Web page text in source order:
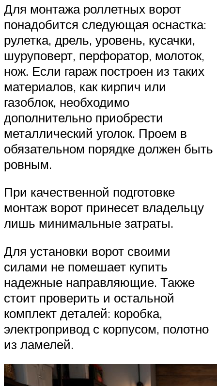
Для монтажа роллетных ворот
понадобится следующая оснастка:
рулетка, дрель, уровень, кусачки,
шуруповерт, перфоратор, молоток,
нож. Если гараж построен из таких
материалов, как кирпич или
газоблок, необходимо
дополнительно приобрести
металлический уголок. Проем в
обязательном порядке должен быть
ровным.
При качественной подготовке
монтаж ворот принесет владельцу
лишь минимальные затраты.
Для установки ворот своими
силами не помешает купить
надежные направляющие. Также
стоит проверить и остальной
комплект деталей: коробка,
электропривод с корпусом, полотно
из ламелей.